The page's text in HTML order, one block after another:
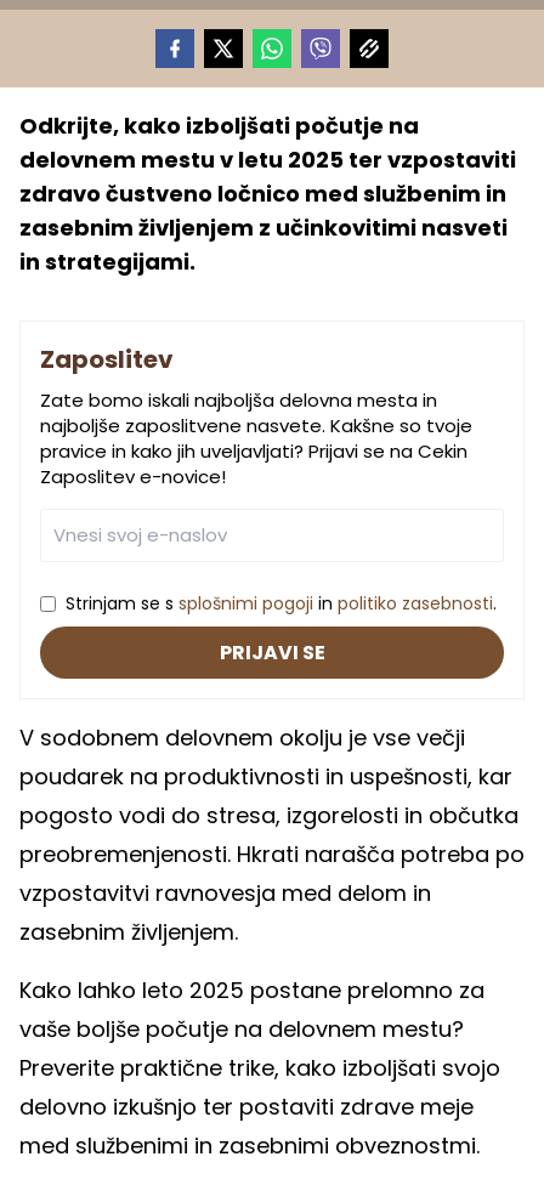
Odkrijte, kako izboljšati počutje na
delovnem mestu v letu 2025 ter vzpostaviti
zdravo čustveno ločnico med službenim in
zasebnim življenjem z učinkovitimi nasveti
in strategijami.
Zaposlitev
Zate bomo iskali najboljša delovna mesta in
najboljše zaposlitvene nasvete. Kakšne so tvoje
pravice in kako jih uveljavljati? Prijavi se na Cekin
Zaposlitev e-novice!
Strinjam se s splošnimi pogoji in politiko zasebnosti.
PRIJAVI SE
V sodobnem delovnem okolju je vse večji
poudarek na produktivnosti in uspešnosti, kar
pogosto vodi do stresa, izgorelosti in občutka
preobremenjenosti. Hkrati narašča potreba po
vzpostavitvi ravnovesja med delom in
zasebnim življenjem.
Kako lahko leto 2025 postane prelomno za
vaše boljše počutje na delovnem mestu?
Preverite praktične trike, kako izboljšati svojo
delovno izkušnjo ter postaviti zdrave meje
med službenimi in zasebnimi obveznostmi.